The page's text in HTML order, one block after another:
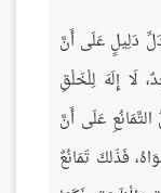
دَلِيلٍ عَلَى أَنَّ
لَا إِلَهَ لِلْخَلْقِ
عَلَى أَنَّ
فَذَلكَ تَمَانُعٌ